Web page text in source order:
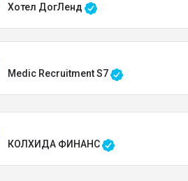
Хотел ДогЛенд
Medic Recruitment S7
КОЛХИДА ФИНАНС